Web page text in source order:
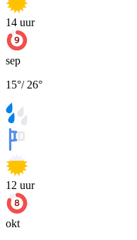
14 uur
sep
15°/ 26°
12 uur
okt